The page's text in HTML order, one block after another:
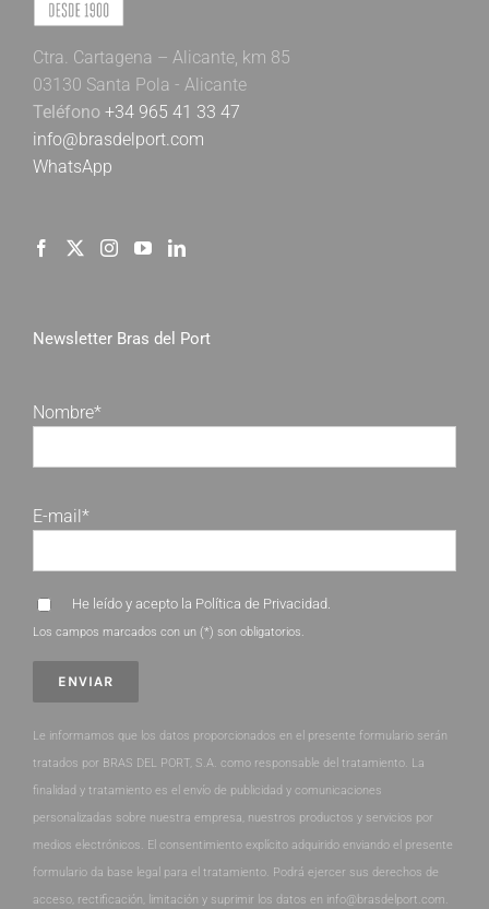
Ctra. Cartagena – Alicante, km 85
03130 Santa Pola - Alicante
Teléfono +34 965 41 33 47
info@brasdelport.com
WhatsApp
Newsletter Bras del Port
Nombre*
E-mail*
He leído y acepto la Política de Privacidad.
Los campos marcados con un (*) son obligatorios.
Le informamos que los datos proporcionados en el presente formulario serán
tratados por BRAS DEL PORT, S.A. como responsable del tratamiento. La
finalidad y tratamiento es el envío de publicidad y comunicaciones
personalizadas sobre nuestra empresa, nuestros productos y servicios por
medios electrónicos. El consentimiento explícito adquirido enviando el presente
formulario da base legal para el tratamiento. Podrá ejercer sus derechos de
acceso, rectificación, limitación y suprimir los datos en info@brasdelport.com.